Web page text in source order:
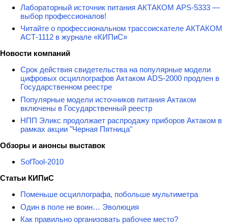
Лабораторный источник питания АКТАКОМ APS-5333 —
выбор профессионалов!
Читайте о профессиональном трассоискателе АКТАКОМ
АСТ-1112 в журнале «КИПиС»
Новости компаний
Срок действия свидетельства на популярные модели
цифровых осциллографов Актаком ADS-2000 продлен в
Государственном реестре
Популярные модели источников питания Актаком
включены в Государственный реестр
НПП Эликс продолжает распродажу приборов Актаком в
рамках акции "Черная Пятница"
Обзоры и анонсы выставок
SofTool-2010
Статьи КИПиС
Поменьше осциллографа, побольше мультиметра
Один в поле не воин… Эволюция
Как правильно организовать рабочее место?